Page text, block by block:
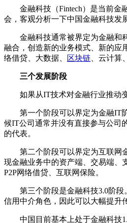
金融科技（Fintech）是当前金
会，客观分析一下中国金融科技发
金融科技通常被界定为金融和科
融合，创造新的业务模式、新的应
络借贷、大数据、
区块链 、云计算
三个发展阶段
如果从IT技术对金融行业推动变
第一个阶段可以界定为金融IT阶
候IT公司通常并没有直接参与公司
的代表。
第二个阶段可以界定为互联网金
现金融业务中的资产端、交易端、
P2P网络借贷、互联网保险。
第三个阶段是金融科技3.0阶段
信用中介角色，因此可以大幅提升
中国目前基本上处于金融科技